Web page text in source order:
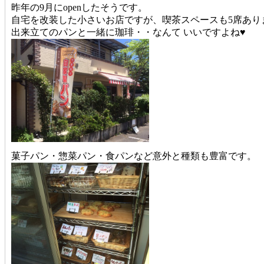
昨年の9月にopenしたそうです。
自宅を改装した小さいお店ですが、 喫茶スペースも5席あり
出来立てのパンと一緒に珈琲・・なんて いいですよね♥
菓子パン・惣菜パン・食パンなど意外と種類も豊富です。